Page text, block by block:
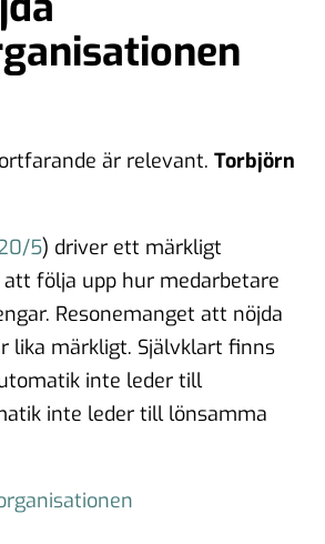
är relevant. Torbjörn
5) driver ett märkligt
följa upp hur medarbetare
Resonemanget att nöjda
lika märkligt. Självklart finns
inte leder till
inte leder till lönsamma